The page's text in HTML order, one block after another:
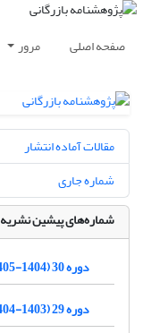
صفحه اصلی مرور
مقالات آماده انتشار
شماره جاری
شماره‌های پیشین نشریه
دوره 30 (1404-1405)
دوره 29 (1403-1404)